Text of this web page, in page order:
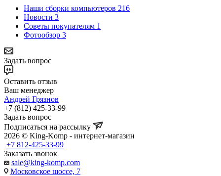
Наши сборки компьютеров 216
Новости 3
Советы покупателям 1
Фотообзор 3
Задать вопрос
Оставить отзыв
Ваш менеджер
Андрей Грязнов
+7 (812) 425-33-99
Задать вопрос
Подписаться на рассылку
2026 © King-Komp - интернет-магазин
+7 812-425-33-99
Заказать звонок
sale@king-komp.com
Московское шоссе, 7